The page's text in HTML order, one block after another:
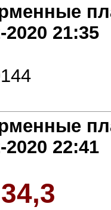
2020 21:35
2020 22:41